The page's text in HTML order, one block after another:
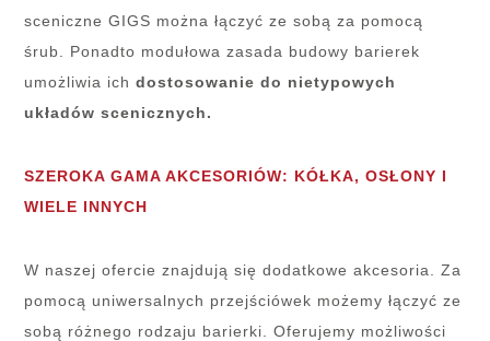
sceniczne GIGS można łączyć ze sobą za pomocą
śrub. Ponadto modułowa zasada budowy barierek
umożliwia ichdostosowanie do nietypowych
układów scenicznych.
SZEROKA GAMA AKCESORIÓW: KÓŁKA, OSŁONY I
WIELE INNYCH
W naszej ofercie znajdują się dodatkowe akcesoria. Za
pomocą uniwersalnych przejściówek możemy łączyć ze
sobą różnego rodzaju barierki. Oferujemy możliwości